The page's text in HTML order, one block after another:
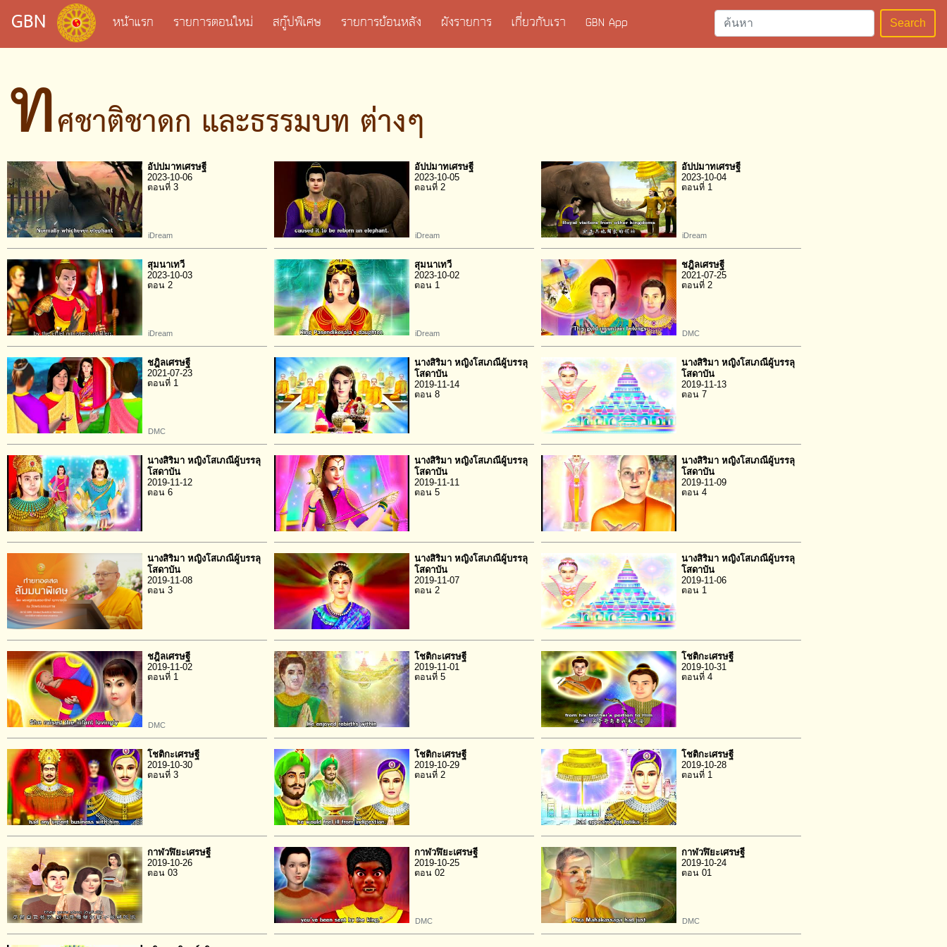
GBN หน้าแรก รายการตอนใหม่ สกู๊ปพิเศษ รายการย้อนหลัง ผังรายการ เกี่ยวกับเรา GBN App Search
ทศชาติชาดก และธรรมบท ต่างๆ
อัปปมาทเศรษฐี
2023-10-06
ตอนที่ 3
iDream
อัปปมาทเศรษฐี
2023-10-05
ตอนที่ 2
iDream
อัปปมาทเศรษฐี
2023-10-04
ตอนที่ 1
iDream
สุมนาเทวี
2023-10-03
ตอน 2
iDream
สุมนาเทวี
2023-10-02
ตอน 1
iDream
ชฎิลเศรษฐี
2021-07-25
ตอนที่ 2
DMC
ชฎิลเศรษฐี
2021-07-23
ตอนที่ 1
DMC
นางสิริมา หญิงโสเภณีผู้บรรลุ
โสดาบัน
2019-11-14
ตอน 8
นางสิริมา หญิงโสเภณีผู้บรรลุ
โสดาบัน
2019-11-13
ตอน 7
นางสิริมา หญิงโสเภณีผู้บรรลุ
โสดาบัน
2019-11-12
ตอน 6
นางสิริมา หญิงโสเภณีผู้บรรลุ
โสดาบัน
2019-11-11
ตอน 5
นางสิริมา หญิงโสเภณีผู้บรรลุ
โสดาบัน
2019-11-09
ตอน 4
นางสิริมา หญิงโสเภณีผู้บรรลุ
โสดาบัน
2019-11-08
ตอน 3
นางสิริมา หญิงโสเภณีผู้บรรลุ
โสดาบัน
2019-11-07
ตอน 2
นางสิริมา หญิงโสเภณีผู้บรรลุ
โสดาบัน
2019-11-06
ตอน 1
ชฎิลเศรษฐี
2019-11-02
ตอนที่ 1
DMC
โชติกะเศรษฐี
2019-11-01
ตอนที่ 5
โชติกะเศรษฐี
2019-10-31
ตอนที่ 4
โชติกะเศรษฐี
2019-10-30
ตอนที่ 3
โชติกะเศรษฐี
2019-10-29
ตอนที่ 2
โชติกะเศรษฐี
2019-10-28
ตอนที่ 1
กาฬวฬิยะเศรษฐี
2019-10-26
ตอน 03
กาฬวฬิยะเศรษฐี
2019-10-25
ตอน 02
DMC
กาฬวฬิยะเศรษฐี
2019-10-24
ตอน 01
DMC